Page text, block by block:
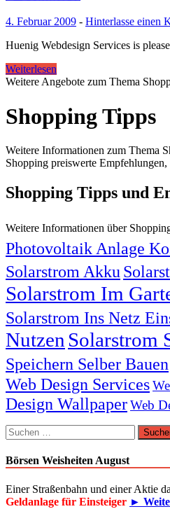
4. Februar 2009 - Hinterlasse einen
Huenig Webdesign Services is
Weiterlesen
Weitere Angebote zum Thema
Shopping Tipps
Weitere Informationen zum Thema
Shopping preiswerte
Shopping Tipps und
Weitere Informationen über
Photovoltaik Anlage
Solarstrom Akku
Solarstrom Im
Solarstrom Ins Netz
Nutzen Solarstrom
Speichern Selber Bauen
Web Design Services
Design WallpaperWeb
Suchen
nach:
Börsen Weisheiten August
Einer Straßenbahn und einer Aktie
Geldanlage für Einsteiger ►